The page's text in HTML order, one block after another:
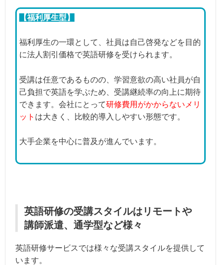
【福利厚生型】
福利厚生の一環として、社員は自己啓発などを目的
に法人割引価格で英語研修を受けられます。
受講は任意であるものの、学習意欲の高い社員が自
己負担で英語を学ぶため、受講継続率の向上に期待
できます。会社にとって研修費用がかからないメリ
ット は大きく、比較的導入しやすい形態です。
大手企業を中心に普及が進んでいます。
英語研修の受講スタイルはリモートや
講師派遣、通学型など様々
英語研修サービスでは様々な受講スタイルを提供して
います。